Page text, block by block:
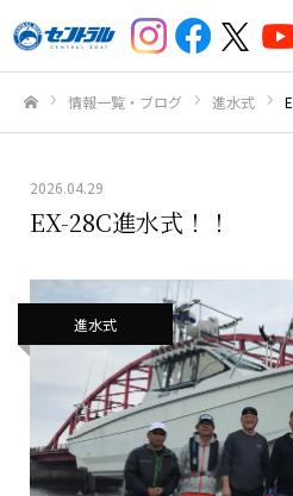
情報一覧・ブログ 進水式
2026.04.29
EX-28C進水式！！
進水式